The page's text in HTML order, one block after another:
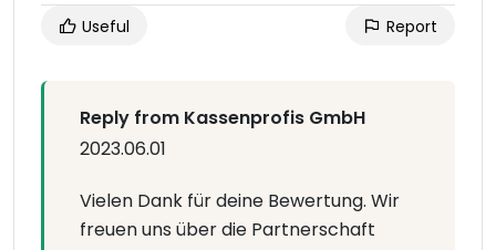
Useful Report
Reply from Kassenprofis GmbH
2023.06.01
Vielen Dank für deine Bewertung. Wir
freuen uns über die Partnerschaft